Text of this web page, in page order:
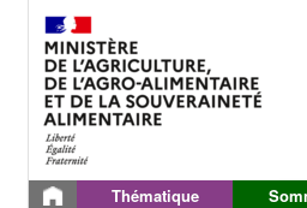
Thématique